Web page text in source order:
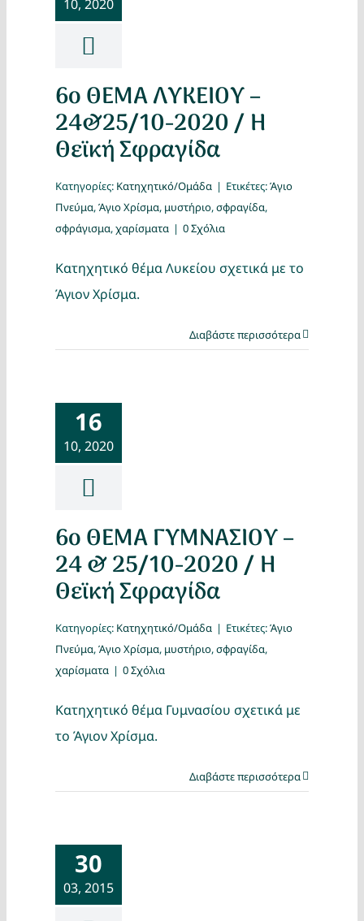
10, 2020
6ο ΘΕΜΑ ΛΥΚΕΙΟΥ –
24&25/10-2020 / Η
Θεϊκή Σφραγίδα
Κατηγορίες: Κατηχητικό/Ομάδα | Ετικέτες:Άγιο
Πνεύμα,Άγιο Χρίσμα, μυστήριο,σφραγίδα,
σφράγισμα,χαρίσματα | 0 Σχόλια
Κατηχητικό θέμα Λυκείου σχετικά με το
Άγιον Χρίσμα.
Διαβάστε περισσότερα
16
10, 2020
6ο ΘΕΜΑ ΓΥΜΝΑΣΙΟΥ –
24 & 25/10-2020 / Η
Θεϊκή Σφραγίδα
Κατηγορίες: Κατηχητικό/Ομάδα | Ετικέτες:Άγιο
Πνεύμα,Άγιο Χρίσμα, μυστήριο,σφραγίδα,
χαρίσματα | 0 Σχόλια
Κατηχητικό θέμα Γυμνασίου σχετικά με
το Άγιον Χρίσμα.
Διαβάστε περισσότερα
30
03, 2015